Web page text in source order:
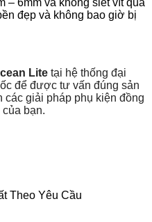
– 6mm và không siết vít quá
đẹp và không bao giờ bị
Lite tại hệ thống đại
để được tư vấn đúng sản
các giải pháp phụ kiện đồng
bạn.
Theo Yêu Cầu